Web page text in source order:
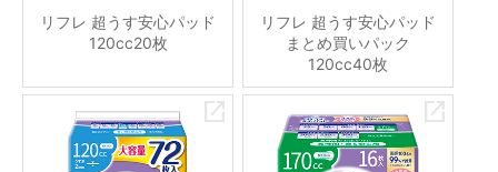
リフレ 超うす安心パッド
120cc20枚
リフレ 超うす安心パッド
まとめ買いパック
120cc40枚